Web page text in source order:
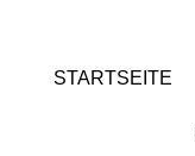
STARTSEITE